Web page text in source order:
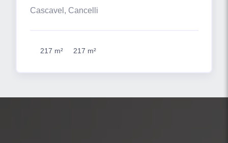
Cascavel, Cancelli
217 m² 217 m²